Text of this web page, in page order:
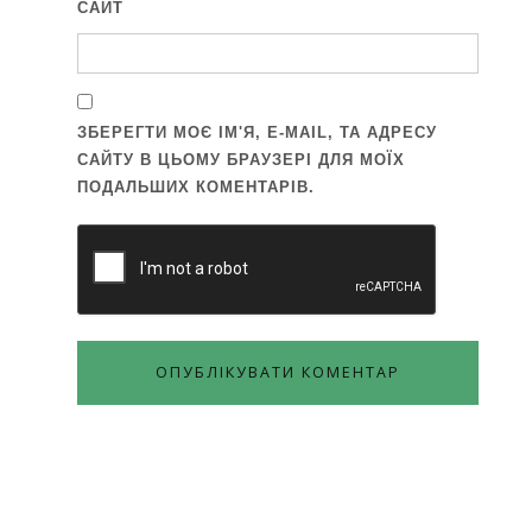
САЙТ
ЗБЕРЕГТИ МОЄ ІМ'Я, E-MAIL, ТА АДРЕСУ
САЙТУ В ЦЬОМУ БРАУЗЕРІ ДЛЯ МОЇХ
ПОДАЛЬШИХ КОМЕНТАРІВ.